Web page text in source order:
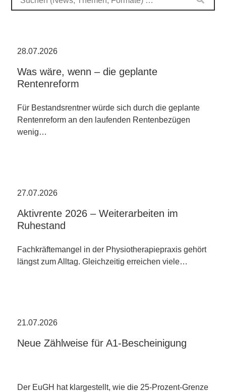
28.07.2026
Was wäre, wenn – die geplante
Rentenreform
Für Bestandsrentner würde sich durch die geplante
Rentenreform an den laufenden Rentenbezügen
wenig…
27.07.2026
Aktivrente 2026 – Weiterarbeiten im
Ruhestand
Fachkräftemangel in der Physiotherapiepraxis gehört
längst zum Alltag. Gleichzeitig erreichen viele…
21.07.2026
Neue Zählweise für A1-Bescheinigung
Der EuGH hat klargestellt, wie die 25-Prozent-Grenze